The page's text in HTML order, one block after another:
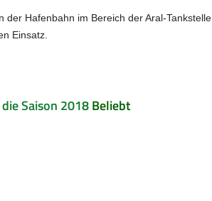
der Hafenbahn im Bereich der Aral-Tankstelle
Einsatz.
Saison 2018Beliebt